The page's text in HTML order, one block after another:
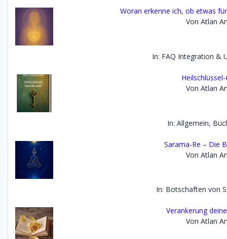
Woran erkenne ich, ob etwas
Von Atlan
In: FAQ Integration &
Von Atlan
In: Allgemein,
Sarama-Re – Die
Von Atlan
In: Botschaften von
Verankerung
Von Atlan